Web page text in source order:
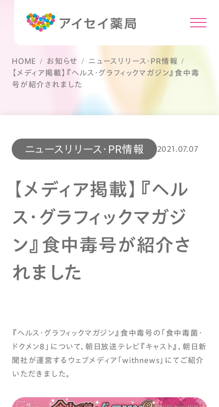
HOME お知らせ
ニュースリリース・PR情報
【メディア掲載】『ヘルス・グラフィックマガジン』食中毒
号が紹介されました
ニュースリリース・PR情報 2021.07.07
【メディア掲載】『ヘル
ス・グラフィックマガジ
ン』食中毒号が紹介さ
れました
『ヘルス・グラフィックマガジン』食中毒号の「食中毒菌・
ドクメン8」について、朝日放送テレビ『キャスト』、朝日新
聞社が運営するウェブメディア「withnews」にてご紹介
いただきました。